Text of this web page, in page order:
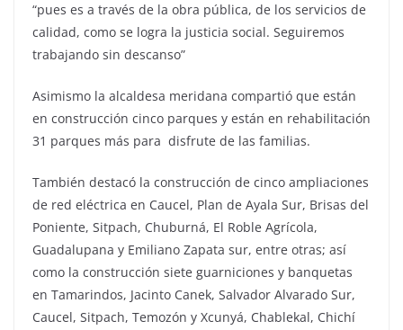
“pues es a través de la obra pública, de los servicios de
calidad, como se logra la justicia social. Seguiremos
trabajando sin descanso”
Asimismo la alcaldesa meridana compartió que están
en construcción cinco parques y están en rehabilitación
31 parques más para disfrute de las familias.
También destacó la construcción de cinco ampliaciones
de red eléctrica en Caucel, Plan de Ayala Sur, Brisas del
Poniente, Sitpach, Chuburná, El Roble Agrícola,
Guadalupana y Emiliano Zapata sur, entre otras; así
como la construcción siete guarniciones y banquetas
en Tamarindos, Jacinto Canek, Salvador Alvarado Sur,
Caucel, Sitpach, Temozón y Xcunyá, Chablekal, Chichí